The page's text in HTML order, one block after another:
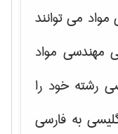
می توانند
مهندسی مواد
رشته خود را
به فارسی